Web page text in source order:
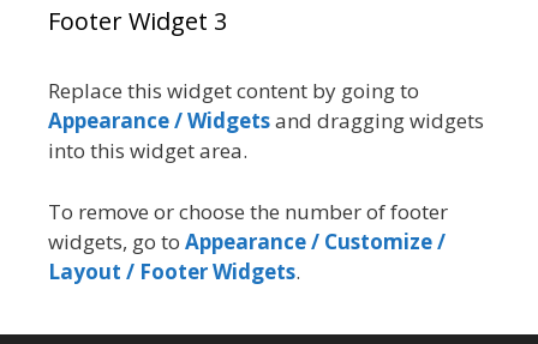
Footer Widget 3
Replace this widget content by going to
Appearance / Widgetsand dragging widgets
into this widget area.
To remove or choose the number of footer
widgets, go to Appearance / Customize /
Layout / Footer Widgets.